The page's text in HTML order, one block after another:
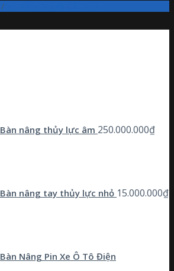
/
Bàn nâng thủy lực âm 250.000.000₫
Bàn nâng tay thủy lực nhỏ 15.000.000₫
Bàn Nâng Pin Xe Ô Tô Điện